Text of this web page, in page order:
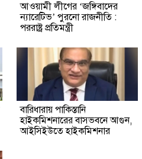
আওয়ামী লীগের ‘জঙ্গিবাদের
ন্যারেটিভ’ পুরনো রাজনীতি :
পররাষ্ট্র প্রতিমন্ত্রী
বারিধারায় পাকিস্তানি
হাইকমিশনারের বাসভবনে আগুন,
আইসিইউতে হাইকমিশনার